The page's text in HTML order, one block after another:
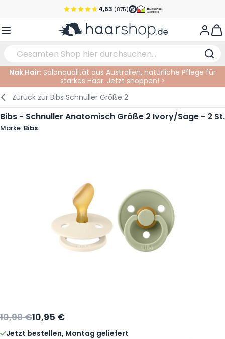
Zum Inhalt springen 4,63 (875)
Vor 22 Uhr bestellt, noch heute versendet!*
Haarpflege
Styling
Haarfarbe
Gesichtspflege
Körperpflege
Bräunungsprodukte
Augenbrauen
Augen
Lippen
Nagelprodukte
Nagel Zubehör
Haarprodukte
Rasierprodukte
Bartpflege
Elektrisch
Rasieren
Schneidzubehör
Im Salon
Schneiden
Haarfarbe
Nak Hair: Salonqualität aus Australien, natürliche Pflege für
starkes Haar. Jetzt shoppen! >
Zurück zur Bibs Schnuller Größe 2
Bibs - Schnuller Anatomisch Größe 2 Ivory/Sage - 2 St.
Marke: Bibs
10,99 €10,95 €
Jetzt bestellen, Montag geliefert